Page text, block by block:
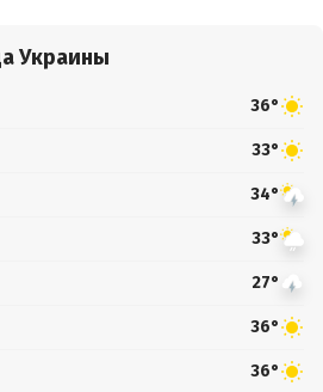
Украины
36°
33°
34°
33°
27°
36°
36°